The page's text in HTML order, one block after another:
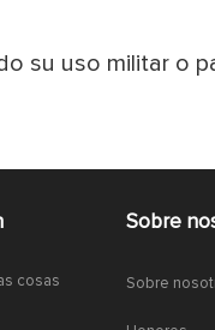
su uso militar o
cosas
Sobre
Sobre